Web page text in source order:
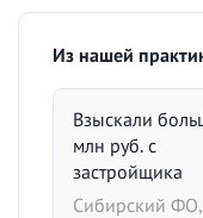
Из нашей
Взыскали
млн руб. с
застройщика
Сибирский ФО,